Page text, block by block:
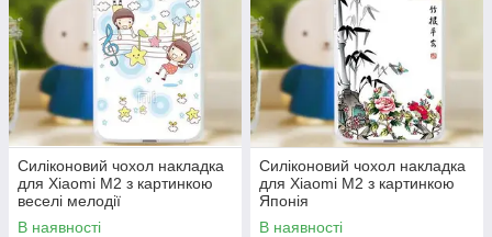
Силіконовий чохол накладка
для Xiaomi M2 з картинкою
веселі мелодії
В наявності
Силіконовий чохол накладка
для Xiaomi M2 з картинкою
Японія
В наявності